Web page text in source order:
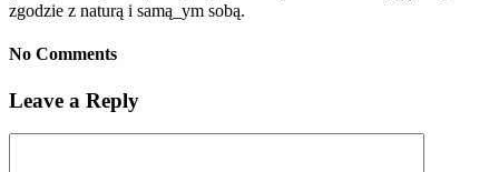
zgodzie z naturą i samą_ym sobą.
No Comments
Leave a Reply